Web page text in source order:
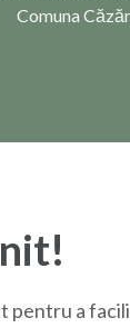
Comuna
a